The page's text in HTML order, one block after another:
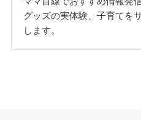
グッズの実体験、子育てを
します。